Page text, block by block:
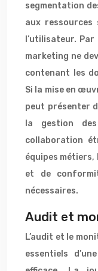
segmentation
aux
l’utilisateur.
marketing ne
contenant les
Si la mise en
peut présenter
la gestion
collaboration
équipes
et de
nécessaires.
Audit et
L’audit et le
essentiels